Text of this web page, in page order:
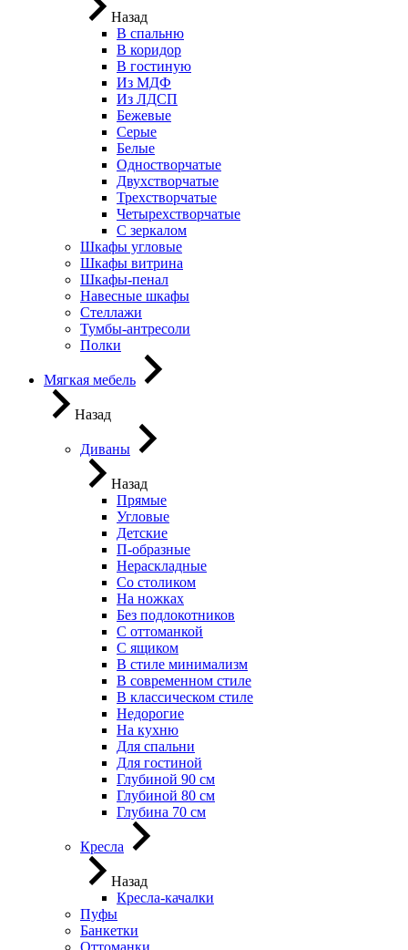
Назад
В спальню
В коридор
В гостиную
Из МДФ
Из ЛДСП
Бежевые
Серые
Белые
Одностворчатые
Двухстворчатые
Трехстворчатые
Четырехстворчатые
С зеркалом
Шкафы угловые
Шкафы витрина
Шкафы-пенал
Навесные шкафы
Стеллажи
Тумбы-антресоли
Полки
Мягкая мебель
Назад
Диваны
Назад
Прямые
Угловые
Детские
П-образные
Нераскладные
Со столиком
На ножках
Без подлокотников
С оттоманкой
С ящиком
В стиле минимализм
В современном стиле
В классическом стиле
Недорогие
На кухню
Для спальни
Для гостиной
Глубиной 90 см
Глубиной 80 см
Глубина 70 см
Кресла
Назад
Кресла-качалки
Пуфы
Банкетки
Оттоманки